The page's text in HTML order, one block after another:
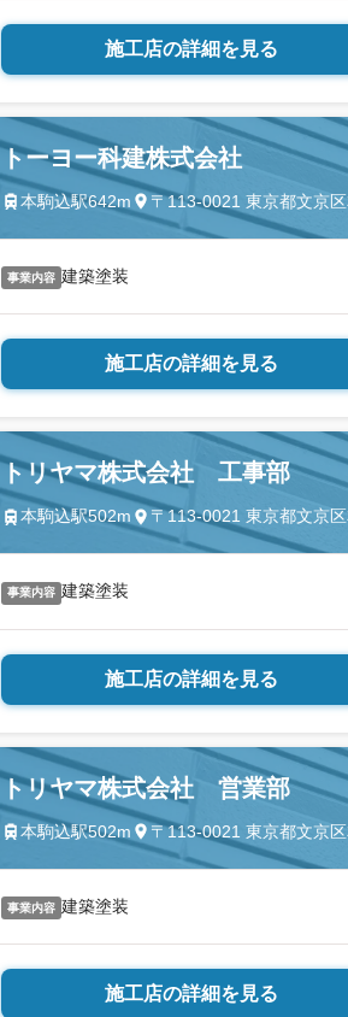
施工店の詳細を見る
トーヨー科建株式会社
本駒込駅642m 〒113-0021 東京都文京
事業内容 建築塗装
施工店の詳細を見る
トリヤマ株式会社 工事部
本駒込駅502m 〒113-0021 東京都文京
事業内容 建築塗装
施工店の詳細を見る
トリヤマ株式会社 営業部
本駒込駅502m 〒113-0021 東京都文京
事業内容 建築塗装
施工店の詳細を見る